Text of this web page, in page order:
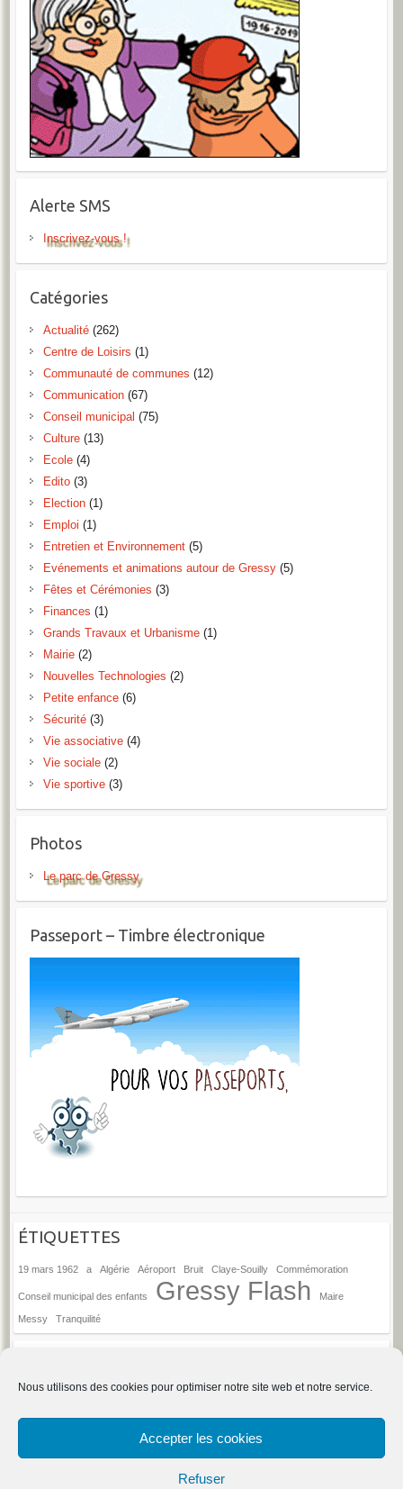
Nous utilisons des cookies pour optimiser notre site web et notre service.
Accepter les cookies
Refuser
Alerte SMS
Inscrivez-vous !
Catégories
Actualité(262)
Centre de Loisirs (1)
Communauté de communes (12)
Communication(67)
Conseil municipal (75)
Culture(13)
Ecole(4)
Edito(3)
Election(1)
Emploi (1)
Entretien et Environnement(5)
Evénements et animations autour de Gressy(5)
Fêtes et Cérémonies (3)
Finances (1)
Grands Travaux et Urbanisme(1)
Mairie(2)
Nouvelles Technologies (2)
Petite enfance(6)
Sécurité(3)
Vie associative(4)
Vie sociale(2)
Vie sportive(3)
Photos
Le parc de Gressy
Passeport – Timbre électronique
ÉTIQUETTES
19 mars 1962 a Algérie Aéroport Bruit Claye-Souilly Commémoration
Conseil municipal des enfants Gressy Flash Maire
Messy Tranquilité
Anciens
→